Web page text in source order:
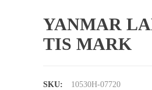
YANMAR
TIS MARK
SKU: 10530H-07720